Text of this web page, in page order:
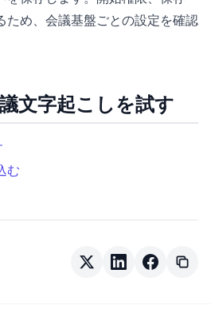
ため、会議基盤ごとの設定を確認
文字起こしを試す
む